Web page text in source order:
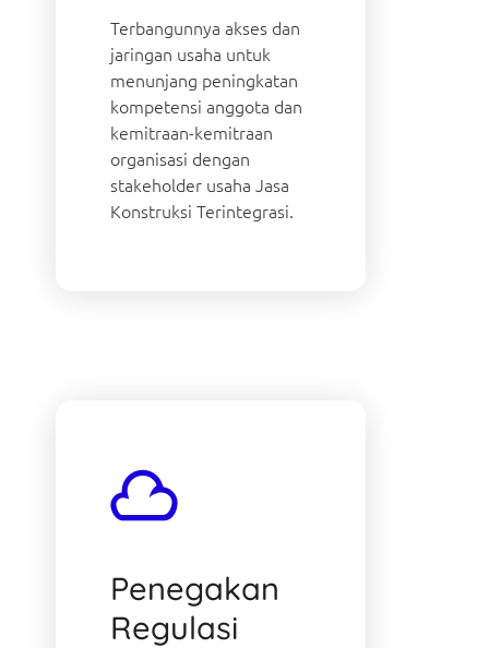
Terbangunnya akses dan
jaringan usaha untuk
menunjang peningkatan
kompetensi anggota dan
kemitraan-kemitraan
organisasi dengan
stakeholder usaha Jasa
Konstruksi Terintegrasi.
Penegakan
Regulasi